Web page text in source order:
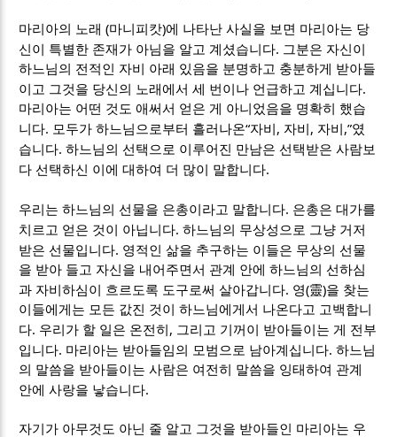
마리아의 노래(마니피캇)에 나타난 사실을 보면 마리아는 당
신이 특별한 존재가 아님을 알고 계셨습니다. 그분은 자신이
하느님의 전적인 자비 아래 있음을 분명하고 충분하게 받아들
이고 그것을 당신의 노래에서 세 번이나 언급하고 계십니다.
마리아는 어떤 것도 애써서 얻은 게 아니었음을 명확히 했습
니다. 모두가 하느님으로부터 흘러나온“자비 , 자비 , 자비 ,”였
습니다.하느님의 선택으로 이루어진 만남은 선택받은 사람보
다 선택하신 이에 대하여 더 많이 말합니다.
우리는 하느님의 선물을 은총이라고 말합니다. 은총은 대가를
치르고 얻은 것이 아닙니다.하느님의 무상성으로 그냥 거저
받은 선물입니다. 영적인 삶을 추구하는 이들은 무상의 선물
을 받아 들고 자신을 내어주면서 관계 안에 하느님의 선하심
과 자비하심이 흐르도록 도구로써 살아갑니다. 영(靈)을 찾는
이들에게는 모든 값진 것이 하느님에게서 나온다고 고백합니
다. 우리가 할 일은 온전히 , 그리고 기꺼이 받아들이는 게 전부
입니다. 마리아는 받아들임의 모범으로 남아계십니다.하느님
의 말씀을 받아들이는 사람은 여전히 말씀을 잉태하여 관계
안에 사랑을 낳습니다.
자기가 아무것도 아닌 줄 알고 그것을 받아들인 마리아는 우